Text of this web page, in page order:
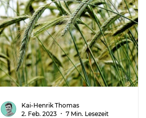
Kai-Henrik Thomas
2. Feb. 2023
7 Min. Lesezeit